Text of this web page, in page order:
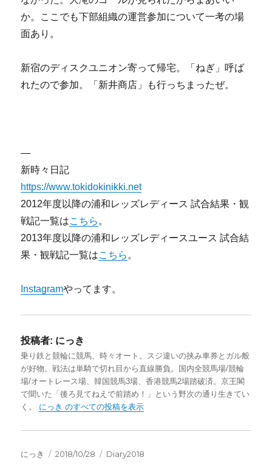
か。ここでも下部組織の運営参加について一考の場
面あり。
新宿のディスクユニオン寄って帰宅。「ねぎ」呼ば
れたので参加。「新井商店」も行っちまったぜ。
—
新時々日記
https://www.tokidokinikki.net
2012年度以降の浦和レッズレディース 試合結果・観
戦記一覧はこちら 。
2013年度以降の浦和レッズレディースユース 試合結
果・観戦記一覧はこちら 。
Instagramやってます。
投稿者: にっき
乗り鉄と競輪に競馬、時々オート。スジ違いの挟み車券とガル般
が好物。戦法は単騎で切れ目から直線勝負。国内全競馬場/競輪
場/オートレース場、韓国競馬3場、香港競馬2場踏破済。京王閣
で聞いた「後ろ見てねえで前踏め！」という野次の通り生きてい
く。 にっき のすべての投稿を表示
投
にっき
投
2018/10/28
カ
Diary2018